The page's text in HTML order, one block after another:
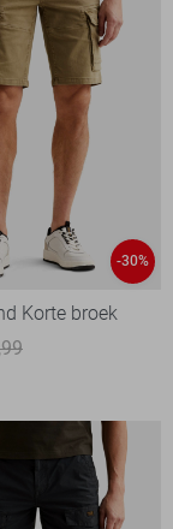
-30%
Korte broek